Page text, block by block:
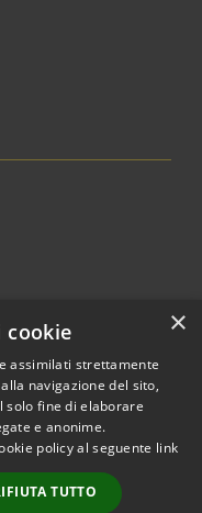
© 2026 • Comune di
Marrubiu • Powered by
•
Accesso
×
cookie
assimilati strettamente
navigazione del sito,
solo fine di elaborare
e anonime.
policy al seguente link
TUTTO